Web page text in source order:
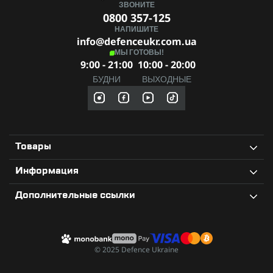
ЗВОНИТЕ
0800 357-125
НАПИШИТЕ
info@defenceukr.com.ua
МЫ ГОТОВЫ!
9:00 - 21:00
БУДНИ
10:00 - 20:00
ВЫХОДНЫЕ
Товары
Информация
Дополнительные ссылки
© 2025 Defence Ukraine